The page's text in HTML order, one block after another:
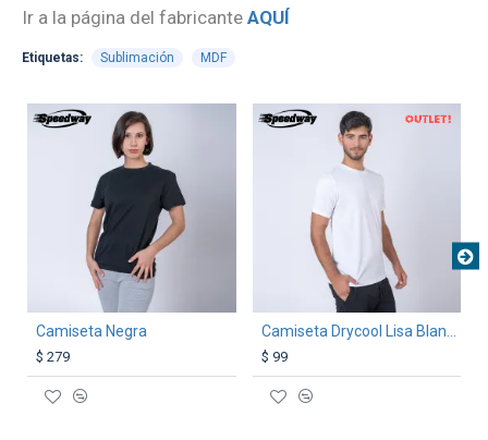
Ir a la página del fabricante AQUÍ
Etiquetas: Sublimación MDF
TEXTTRANSPARENTE
Camiseta Negra
$ 279
TEXTTRANSPARENTE
OUT
$ 99